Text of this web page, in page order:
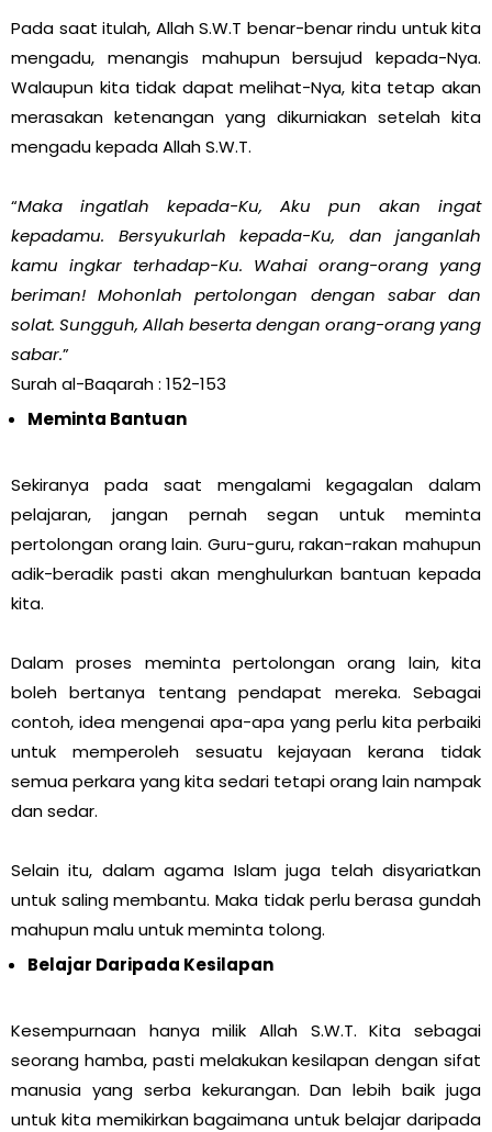
Pada saat itulah, Allah S.W.T benar-benar rindu untuk kita
mengadu, menangis mahupun bersujud kepada-Nya.
Walaupun kita tidak dapat melihat-Nya, kita tetap akan
merasakan ketenangan yang dikurniakan setelah kita
mengadu kepada Allah S.W.T.
“Maka ingatlah kepada-Ku, Aku pun akan ingat
kepadamu. Bersyukurlah kepada-Ku, dan janganlah
kamu ingkar terhadap-Ku. Wahai orang-orang yang
beriman! Mohonlah pertolongan dengan sabar dan
solat. Sungguh, Allah beserta dengan orang-orang yang
sabar.”
Surah al-Baqarah : 152-153
Meminta Bantuan
Sekiranya pada saat mengalami kegagalan dalam
pelajaran, jangan pernah segan untuk meminta
pertolongan orang lain. Guru-guru, rakan-rakan mahupun
adik-beradik pasti akan menghulurkan bantuan kepada
kita.
Dalam proses meminta pertolongan orang lain, kita
boleh bertanya tentang pendapat mereka. Sebagai
contoh, idea mengenai apa-apa yang perlu kita perbaiki
untuk memperoleh sesuatu kejayaan kerana tidak
semua perkara yang kita sedari tetapi orang lain nampak
dan sedar.
Selain itu, dalam agama Islam juga telah disyariatkan
untuk saling membantu. Maka tidak perlu berasa gundah
mahupun malu untuk meminta tolong.
Belajar Daripada Kesilapan
Kesempurnaan hanya milik Allah S.W.T. Kita sebagai
seorang hamba, pasti melakukan kesilapan dengan sifat
manusia yang serba kekurangan. Dan lebih baik juga
untuk kita memikirkan bagaimana untuk belajar daripada